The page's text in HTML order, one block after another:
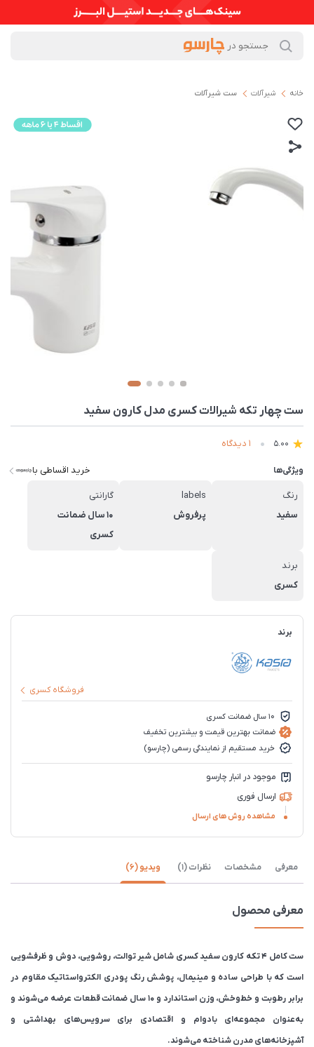
خانه شیرآلات ست شیرآلات
ست چهار تکه شیرالات کسری مدل کارون سفید
5.00 1 دیدگاه
ویژگی‌ها خرید اقساطی با
رنگ
سفید
labels
پرفروش
گارانتی
10 سال ضمانت
کسری
برند
کسری
برند
فروشگاه کسری
10 سال ضمانت کسری
ضمانت بهترین قیمت و بیشترین تخفیف
خرید مستقیم از نمایندگی رسمی (چارسو)
موجود در انبار چارسو
ارسال فوری
مشاهده روش های ارسال
معرفی مشخصات نظرات (1) ویدیو (6)
معرفی محصول
ست کامل ۴ تکه کارون سفید کسری شامل شیر توالت، روشویی، دوش و ظرفشویی
است که با طراحی ساده و مینیمال، پوشش رنگ پودری الکترواستاتیک مقاوم در
برابر رطوبت و خط‌وخش، وزن استاندارد و ۱۰ سال ضمانت قطعات عرضه می‌شوند و
به‌عنوان مجموعه‌ای بادوام و اقتصادی برای سرویس‌های بهداشتی و
آشپزخانه‌های مدرن شناخته می‌شوند.